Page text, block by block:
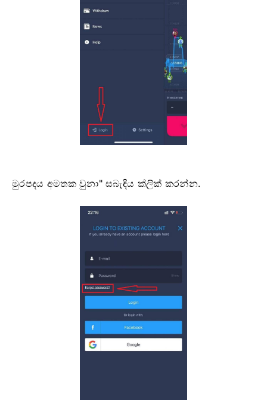
මුරපදය අමතක වුනා" සබැඳිය ක්ලික් කරන්න.